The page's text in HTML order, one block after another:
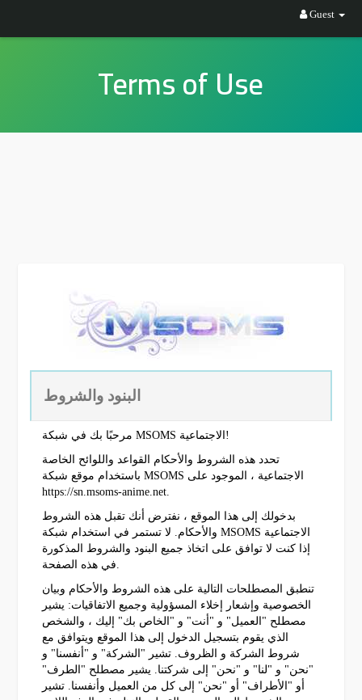
Guest
Terms of Use
البنود والشروط
مرحبًا بك في شبكة MSOMS الاجتماعية!
تحدد هذه الشروط والأحكام القواعد واللوائح الخاصة
باستخدام موقع شبكة MSOMS الاجتماعية ، الموجود على
https://sn.msoms-anime.net.
بدخولك إلى هذا الموقع ، نفترض أنك تقبل هذه الشروط
والأحكام. لا تستمر في استخدام شبكة MSOMS الاجتماعية
إذا كنت لا توافق على اتخاذ جميع البنود والشروط المذكورة
تنطبق المصطلحات التالية على هذه الشروط والأحكام وبيان
الخصوصية وإشعار إخلاء المسؤولية وجميع الاتفاقيات: يشير
مصطلح "العميل" و "أنت" و "الخاص بك" إليك ، والشخص
الذي يقوم بتسجيل الدخول إلى هذا الموقع ويتوافق مع
شروط الشركة و الظروف. تشير "الشركة" و "أنفسنا" و
"نحن" و "لنا" و "نحن" إلى شركتنا. يشير مصطلح "الطرف"
أو "الأطراف" أو "نحن" إلى كل من العميل وأنفسنا. تشير